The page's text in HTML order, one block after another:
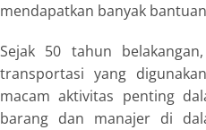
mendapatkan banyak
Sejak 50 tahun
transportasi yang
macam aktivitas penting
barang dan manajer di